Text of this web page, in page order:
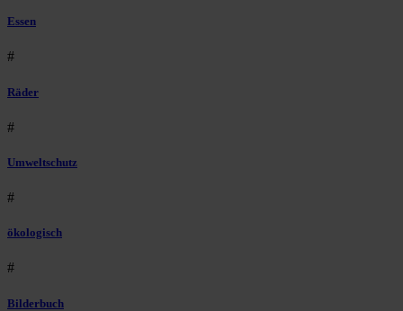
Essen
#
Räder
#
Umweltschutz
#
ökologisch
#
Bilderbuch